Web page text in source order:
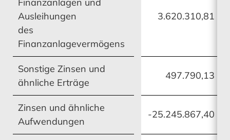
Ausleihungen
des
Finanzanlagevermögens
3.620.310,81
Sonstige Zinsen und
ähnliche Erträge
497.790,13
Zinsen und ähnliche
Aufwendungen
-25.245.867,40